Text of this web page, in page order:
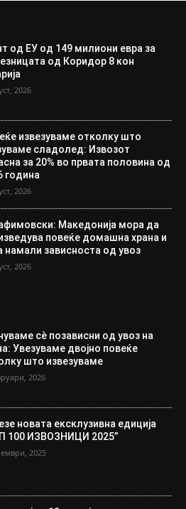
од ЕУ од 149 милиони евра за
од Коридор 8 кон
2026
извезуваме отколку што
сладолед: Извозот
за 20% во првата половина од
година
2026
Македонија мора да
повеќе домашна храна и
намали зависноста од увоз
2026
сè позависни од увоз на
Увезуваме двојно повеќе
што извезуваме
2026
новата ексклузивна едиција
100 ИЗВОЗНИЦИ 2025”
2025